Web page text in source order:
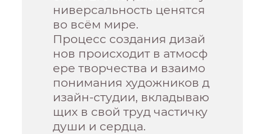
ниверсальность ценятся
во всём мире.
Процесс создания дизай
нов происходит в атмосф
ере творчества и взаимо
понимания художников д
изайн-студии, вкладываю
щих в свой труд частичку
души и сердца.